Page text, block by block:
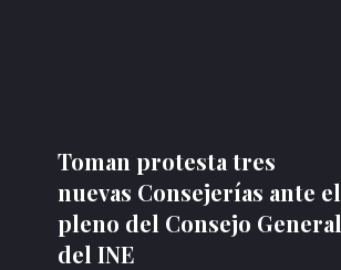
Toman protesta tres
nuevas Consejerías ante el
pleno del Consejo General
del INE